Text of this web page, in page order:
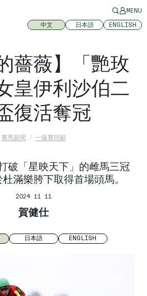
MENU
中文 日本語 ENGLISH
薔薇】「艷玫
皇伊利沙伯二
復活奪冠
賽馬新聞 一級賽回顧
破「星映天下」的雌馬三冠
滿樂胯下取得首場頭馬。
2024 11 11
賀健仕
日本語 ENGLISH